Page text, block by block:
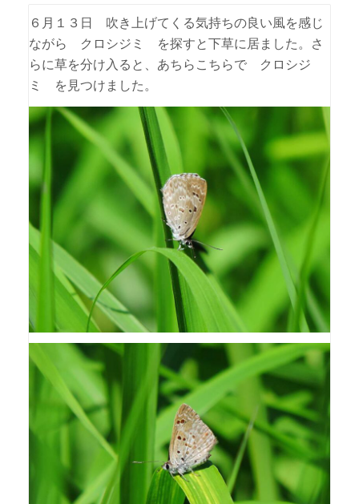
６月１３日 吹き上げてくる気持ちの良い風を感じ
ながら クロシジミ を探すと下草に居ました。さ
らに草を分け入ると、あちらこちらで クロシジ
ミ を見つけました。